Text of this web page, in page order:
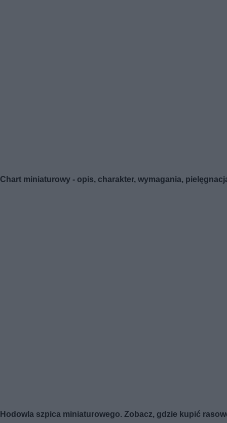
Chart miniaturowy - opis, charakter, wymagania,
Hodowla szpica miniaturowego. Zobacz, gdzie kupić